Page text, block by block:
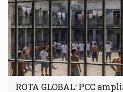
ROTA GLOBAL: PCC